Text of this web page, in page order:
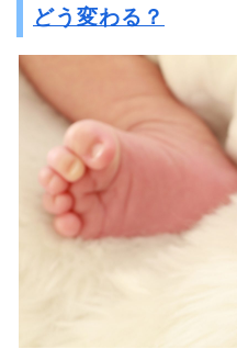
どう変わる？